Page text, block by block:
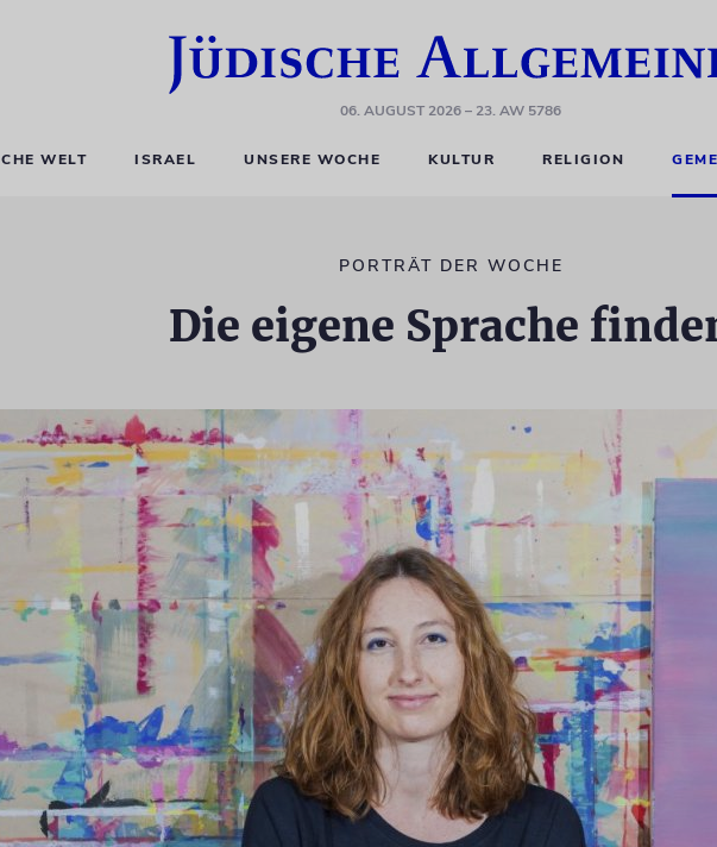
06. AUGUST 2026– 23. AW 5786
WELT ISRAEL UNSERE WOCHE KULTUR RELIGION
PORTRÄT DER WOCHE
Die eigene Sprache